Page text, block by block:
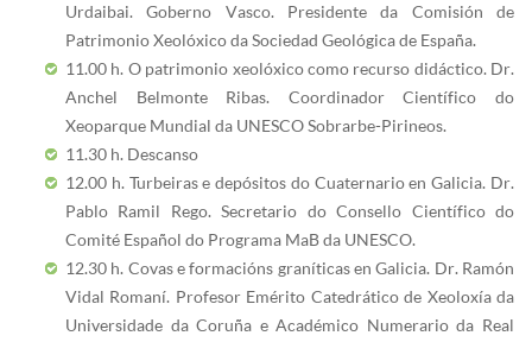
Urdaibai. Goberno Vasco. Presidente da Comisión de
Patrimonio Xeolóxico da Sociedad Geológica de España.
11.00 h. O patrimonio xeolóxico como recurso didáctico. Dr.
Anchel Belmonte Ribas. Coordinador Científico do
Xeoparque Mundial da UNESCO Sobrarbe-Pirineos.
11.30 h. Descanso
12.00 h. Turbeiras e depósitos do Cuaternario en Galicia. Dr.
Pablo Ramil Rego. Secretario do Consello Científico do
Comité Español do Programa MaB da UNESCO.
12.30 h. Covas e formacións graníticas en Galicia. Dr. Ramón
Vidal Romaní. Profesor Emérito Catedrático de Xeoloxía da
Universidade da Coruña e Académico Numerario da Real